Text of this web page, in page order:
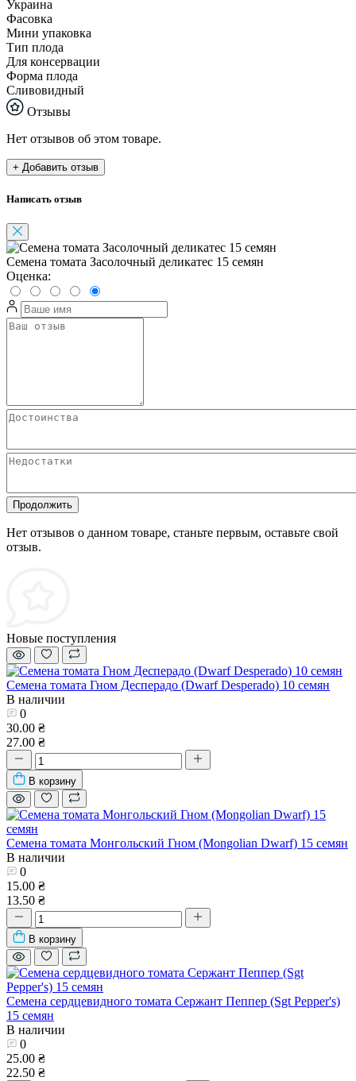
Украина
Фасовка
Мини упаковка
Тип плода
Для консервации
Форма плода
Сливовидный
Отзывы
Нет отзывов об этом товаре.
+ Добавить отзыв
Написать отзыв
Семена томата Засолочный деликатес 15 семян
Оценка:
Продолжить
Нет отзывов о данном товаре, станьте первым, оставьте свой
отзыв.
Новые поступления
Семена томата Гном Десперадо (Dwarf Desperado) 10 семян
В наличии
0
30.00 ₴
27.00 ₴
В корзину
Семена томата Монгольский Гном (Mongolian Dwarf) 15 семян
В наличии
0
15.00 ₴
13.50 ₴
В корзину
Семена сердцевидного томата Сержант Пеппер (Sgt Pepper's)
15 семян
В наличии
0
25.00 ₴
22.50 ₴